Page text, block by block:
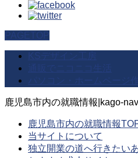
PAGETOP
KSデザイン工房
通販でニコニコ生活
パソコン・ホームページ
鹿児島市内の就職情報|kago-
鹿児島市内の就職情報
当サイトについて
独立開業の道へ行きたい